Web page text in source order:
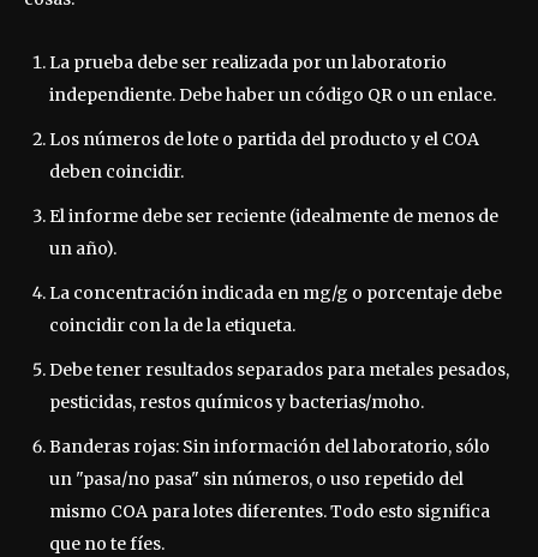
La prueba debe ser realizada por un laboratorio
independiente. Debe haber un código QR o un enlace.
Los números de lote o partida del producto y el COA
deben coincidir.
El informe debe ser reciente (idealmente de menos de
un año).
La concentración indicada en mg/g o porcentaje debe
coincidir con la de la etiqueta.
Debe tener resultados separados para metales pesados,
pesticidas, restos químicos y bacterias/moho.
Banderas rojas: Sin información del laboratorio, sólo
un "pasa/no pasa" sin números, o uso repetido del
mismo COA para lotes diferentes. Todo esto significa
que no te fíes.